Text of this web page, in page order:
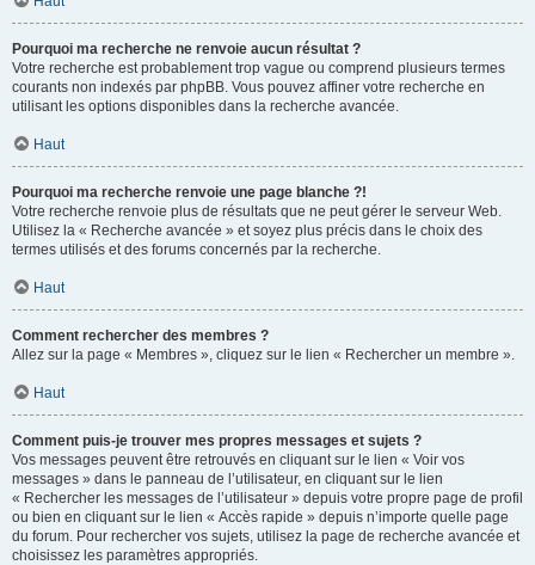
Pourquoi ma recherche ne renvoie aucun résultat ?
Votre recherche est probablement trop vague ou comprend plusieurs termes
courants non indexés par phpBB. Vous pouvez affiner votre recherche en
utilisant les options disponibles dans la recherche avancée.
Haut
Pourquoi ma recherche renvoie une page blanche ?!
Votre recherche renvoie plus de résultats que ne peut gérer le serveur Web.
Utilisez la « Recherche avancée » et soyez plus précis dans le choix des
termes utilisés et des forums concernés par la recherche.
Haut
Comment rechercher des membres ?
Allez sur la page « Membres », cliquez sur le lien « Rechercher un membre ».
Haut
Comment puis-je trouver mes propres messages et sujets ?
Vos messages peuvent être retrouvés en cliquant sur le lien « Voir vos
messages » dans le panneau de l’utilisateur, en cliquant sur le lien
« Rechercher les messages de l’utilisateur » depuis votre propre page de profil
ou bien en cliquant sur le lien « Accès rapide » depuis n’importe quelle page
du forum. Pour rechercher vos sujets, utilisez la page de recherche avancée et
choisissez les paramètres appropriés.